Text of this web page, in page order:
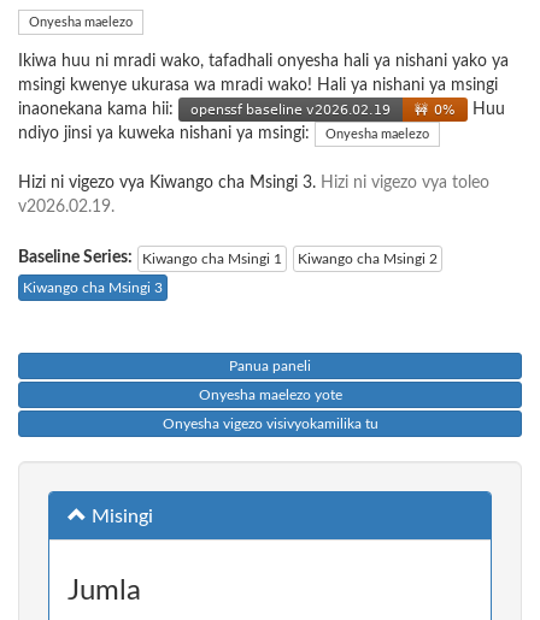
Onyesha maelezo
Ikiwa huu ni mradi wako, tafadhali onyesha hali ya nishani yako ya
msingi kwenye ukurasa wa mradi wako! Hali ya nishani ya msingi
inaonekana kama hii:
Huu
ndiyo jinsi ya kuweka nishani ya msingi:
Onyesha maelezo
Hizi ni vigezo vya Kiwango cha Msingi 3. Hizi ni vigezo vya toleo
v2026.02.19.
Baseline Series: Kiwango cha Msingi 1
Kiwango cha Msingi 2
Kiwango cha Msingi 3
Panua paneli
Onyesha maelezo yote
Onyesha vigezo visivyokamilika tu
Misingi
Jumla